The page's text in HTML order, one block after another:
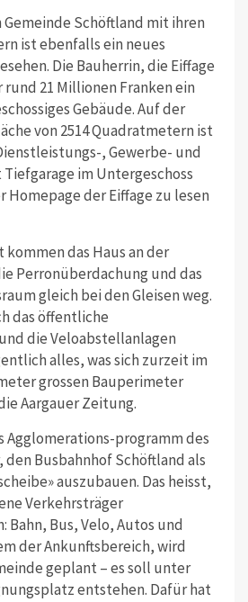
Gemeinde Schöftland mit ihren
ist ebenfalls ein neues
Die Bauherrin, die Eiffage
rund 21 Millionen Franken ein
Gebäude. Auf der
von 2514 Quadratmetern ist
, Gewerbe- und
im Untergeschoss
der Eiffage zu lesen
das Haus an der
Perronüberdachung und das
gleich bei den Gleisen weg.
das öffentliche
die Veloabstellanlagen
alles, was sich zurzeit im
grossen Bauperimeter
Aargauer Zeitung.
Agglomerations-programm des
den Busbahnhof Schöftland als
auszubauen. Das heisst,
Verkehrsträger
Bahn, Bus, Velo, Autos und
der Ankunftsbereich, wird
geplant – es soll unter
entstehen. Dafür hat